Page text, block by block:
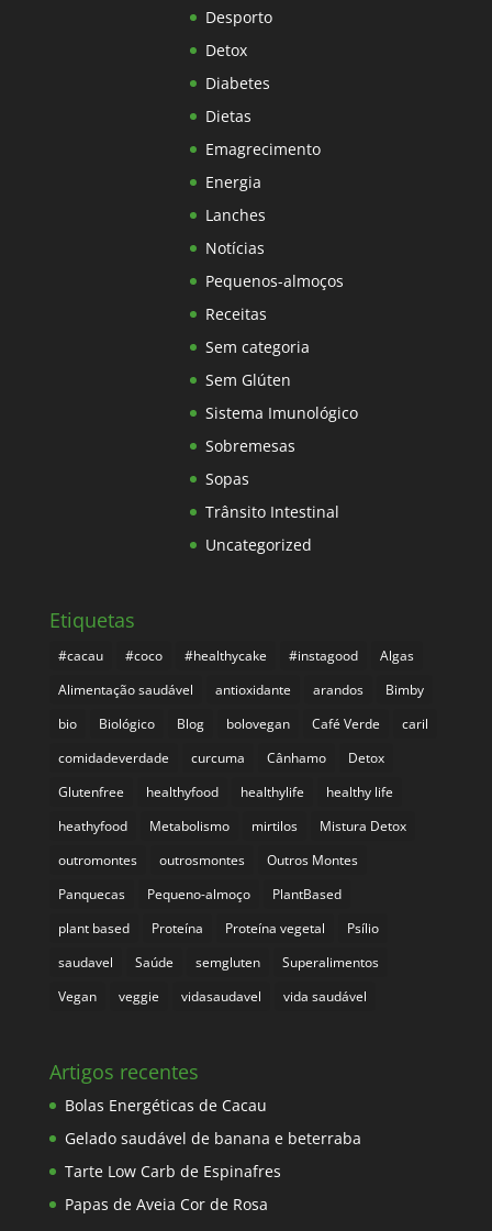
Desporto
Detox
Diabetes
Dietas
Emagrecimento
Energia
Lanches
Notícias
Pequenos-almoços
Receitas
Sem categoria
Sem Glúten
Sistema Imunológico
Sobremesas
Sopas
Trânsito Intestinal
Uncategorized
Etiquetas
#cacau #coco #healthycake #instagood
Algas
Alimentação saudável
antioxidante arandos
Bimby
bio
Biológico Blog bolovegan Café Verde
caril
comidadeverdade
curcuma Cânhamo
Detox
Glutenfree
healthyfood healthylife
healthy life
heathyfood
Metabolismo mirtilos
Mistura Detox
outromontes
outrosmontes
Outros Montes
Panquecas
Pequeno-almoço
PlantBased
plant based
Proteína Proteína vegetal
Psílio
saudavel
Saúde semgluten
Superalimentos
Vegan
veggie vidasaudavel vida saudável
Artigos recentes
Bolas Energéticas de Cacau
Gelado saudável de banana e beterraba
Tarte Low Carb de Espinafres
Papas de Aveia Cor de Rosa